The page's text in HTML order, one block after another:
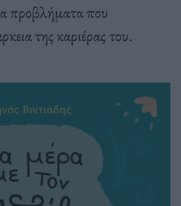
προβλήματα που
της καριέρας του.